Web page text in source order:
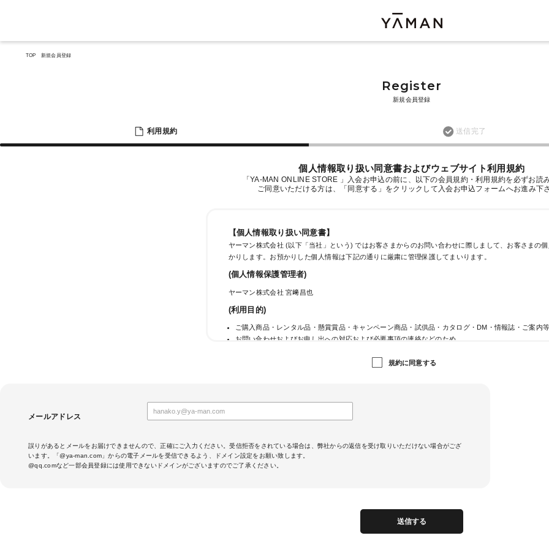
TOP 新規会員登録
Register
新規会員登録
利用規約 送信完了
個人情報取り扱い同意書およびウェブサイト利用規約
「YA-MAN ONLINE STORE 」入会お申込の前に、以下の会員規約・利用規約を必ずお読
ご同意いただける方は、「同意する」をクリックして入会お申込フォームへお進み下さ
【個人情報取り扱い同意書】
ヤーマン株式会社 (以下「当社」という) ではお客さまからのお問い合わせに際しまして、お客さまの
かりします。お預かりした個人情報は下記の通りに厳粛に管理保護してまいります。
(個人情報保護管理者)
ヤーマン株式会社 宮﨑昌也
(利用目的)
ご購入商品・レンタル品・懸賞賞品・キャンペーン商品・試供品・カタログ・DM・情報誌・ご案内
お問い合わせおよびお申し出への対応および必要事項の連絡などのため
当社のサービスのご案内、サポート情報の提供のため
当社では法律に基づく場合および次の場合を除き、お預かりしました個人情報は原則第三者への提供は
当社は、クレジットカード決済において、3Dセキュア2.0に対応し、クレジットカードの不正利用対策
す。そのため、当社がお客さまから収集したカード情報（カード名義・カード番号・有効期間）、メー
定することができないため、以下の個人情報保護措置に関する情報を把握して、ご提供することはでき
規約に同意する
メールアドレス
誤りがあるとメールをお届けできませんので、正確にご入力ください。受信拒否をされている場合は、弊社からの返信を受け取りいただけない場合がござ
います。「@ya-man.com」からの電子メールを受信できるよう、ドメイン設定をお願い致します。
@qq.comなど一部会員登録には使用できないドメインがございますのでご了承ください。
送信する